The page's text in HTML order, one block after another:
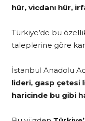
hür, vicdanı hür,
Türkiye’de bu
taleplerine göre
İstanbul Anadolu
lideri, gasp çetesi
haricinde bu gibi